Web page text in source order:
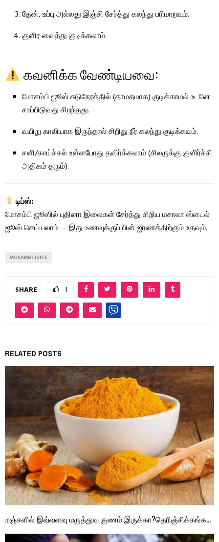
தேன், உப்பு அல்லது இஞ்சி சேர்த்து கலந்து பரிமாறவும்.
குளிர வைத்து குடிக்கலாம்.
கவனிக்க வேண்டியவை:
மோசம்பி ஜூஸ் சுடுநேரத்தில் (தாமதமாக) குடிக்காமல் உடனே
சாப்பிடுவது சிறந்தது.
வயிறு காலியாக இருந்தால் சிறிது நீர் கலந்து குடிக்கவும்.
சளி/காய்ச்சல் உள்ளபோது தவிர்க்கலாம் (சிலருக்கு குளிர்ச்சி
அதிகம் தரும்).
டிப்ஸ்:
மோசம்பி ஜூஸில் புதினா இலைகள் சேர்த்து சிறிய மசாலா ஸ்டைல்
ஜூஸ் செய்யலாம் — இது உணவுக்குப் பின் ஜீரணத்திற்கும் உதவும்.
MOSAMBI JUICE
SHARE -1
RELATED POSTS
மஞ்சளில் இவ்வளவு மருத்துவ குணம் இருக்கா?தெரிஞ்சிக்கங்க…